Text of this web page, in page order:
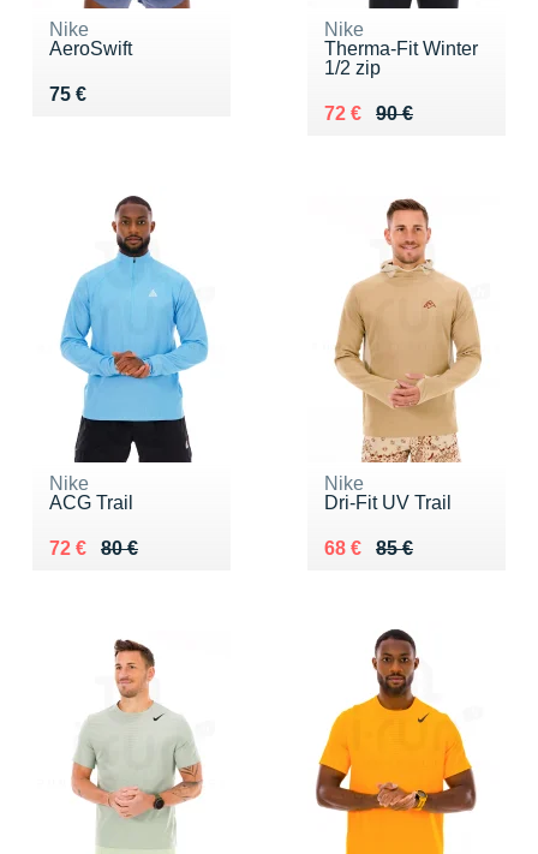
Nike
AeroSwift
75 €
Vendu 75 €
Nike
Therma-Fit Winter
1/2 zip
90 €
Au lieu de 90 €
72 €
Vendu 72 €
Nike
ACG Trail
80 €
Au lieu de 80 €
72 €
Vendu 72 €
Nike
Dri-Fit UV Trail
85 €
Au lieu de 85 €
68 €
Vendu 68 €